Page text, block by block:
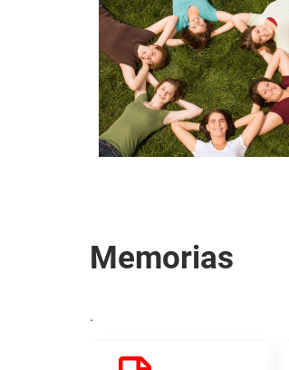
Memorias
.